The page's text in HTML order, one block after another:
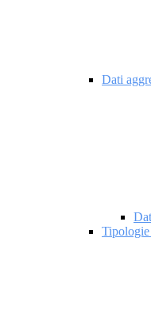
Dati